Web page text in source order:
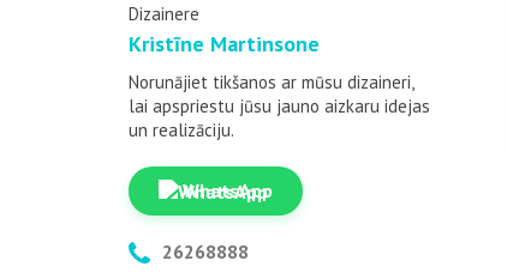
Dizainere
Kristīne Martinsone
Norunājiet tikšanos ar mūsu dizaineri,
lai apspriestu jūsu jauno aizkaru idejas
un realizāciju.
WhatsApp
26268888